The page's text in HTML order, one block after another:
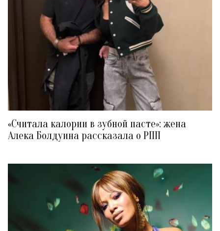
«Считала калории в зубной пасте»: жена
Алека Болдуина рассказала о РПП